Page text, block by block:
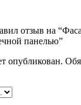
отзыв на
панелью”
опубликован.